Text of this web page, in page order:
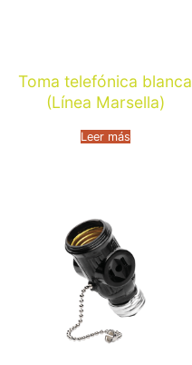
Toma telefónica blanca
(Línea Marsella)
Leer más